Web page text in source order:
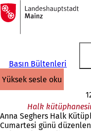
İçeriğe atla
Ana
sayfaya
Basın Bültenleri
yüksek sesle oku
Halk
Anna Seghers Halk
Cumartesi günü